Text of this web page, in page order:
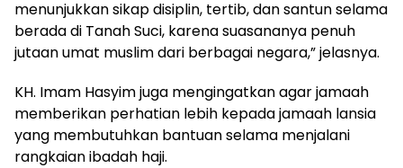
menunjukkan sikap disiplin, tertib, dan santun selama
berada di Tanah Suci, karena suasananya penuh
jutaan umat muslim dari berbagai negara,” jelasnya.
KH. Imam Hasyim juga mengingatkan agar jamaah
memberikan perhatian lebih kepada jamaah lansia
yang membutuhkan bantuan selama menjalani
rangkaian ibadah haji.